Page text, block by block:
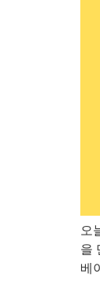
오
을
베